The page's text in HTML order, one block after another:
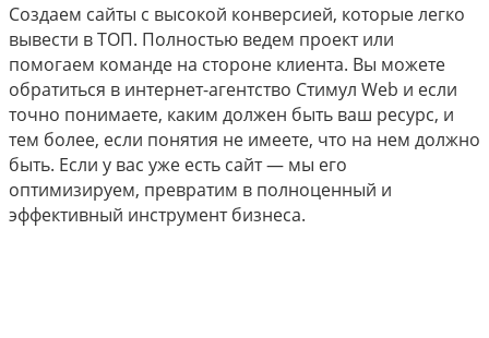
Создаем сайты с высокой конверсией, которые легко
вывести в ТОП. Полностью ведем проект или
помогаем команде на стороне клиента. Вы можете
обратиться в интернет-агентство Стимул Web и если
точно понимаете, каким должен быть ваш ресурс, и
тем более, если понятия не имеете, что на нем должно
быть. Если у вас уже есть сайт — мы его
оптимизируем, превратим в полноценный и
эффективный инструмент бизнеса.